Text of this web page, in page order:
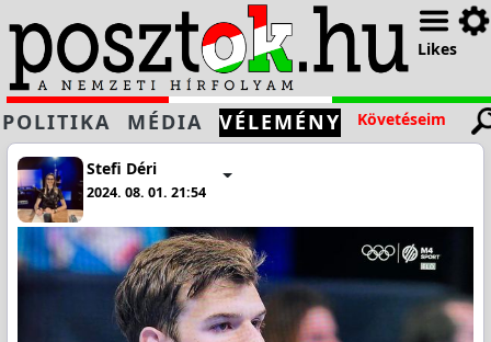
Likes
POLITIKA MÉDIA VÉLEMÉNY Követéseim
Stefi Déri
2024. 08. 01. 21:54